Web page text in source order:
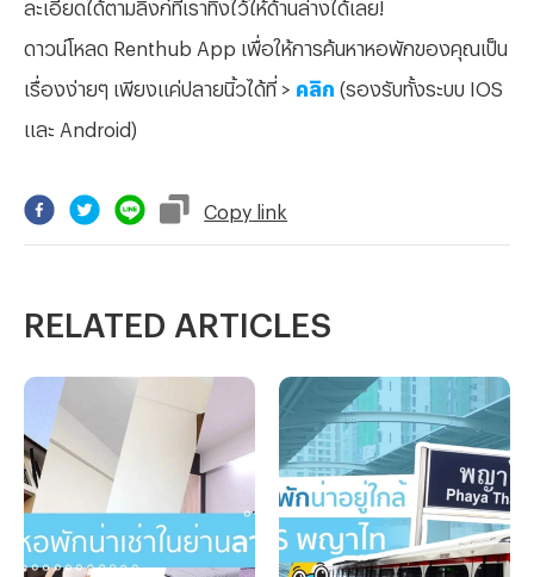
ละเอียดได้ตามลิงก์ที่เราทิ้งไว้ให้ด้านล่างได้เลย!
ดาวน์โหลด Renthub App เพื่อให้การค้นหาหอพักของคุณเป็น
เรื่องง่ายๆ เพียงแค่ปลายนิ้วได้ที่ > คลิก (รองรับทั้งระบบ IOS
และ Android)
Copy link
RELATED ARTICLES